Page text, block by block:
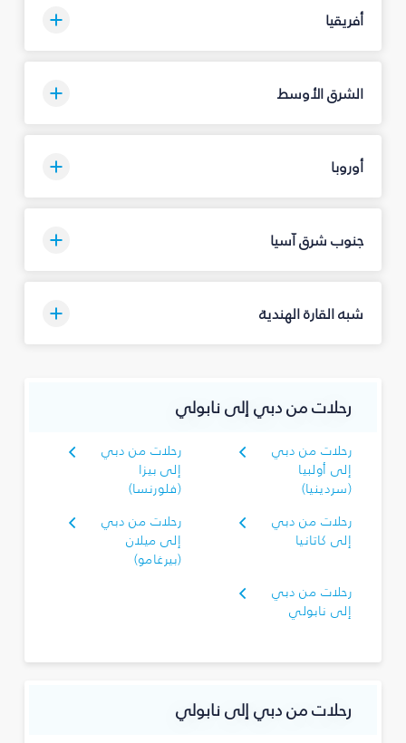
أفريقيا
الشرق الأوسط
أوروبا
جنوب شرق آسيا
شبه القارة الهندية
رحلات من دبي إلى نابولي
رحلات من دبي
إلى أولبيا
(سردينيا)
رحلات من دبي
إلى بيزا
(فلورنسا)
رحلات من دبي
إلى كاتانيا
رحلات من دبي
إلى ميلان
(بيرغامو)
رحلات من دبي
إلى نابولي
رحلات من دبي إلى نابولي